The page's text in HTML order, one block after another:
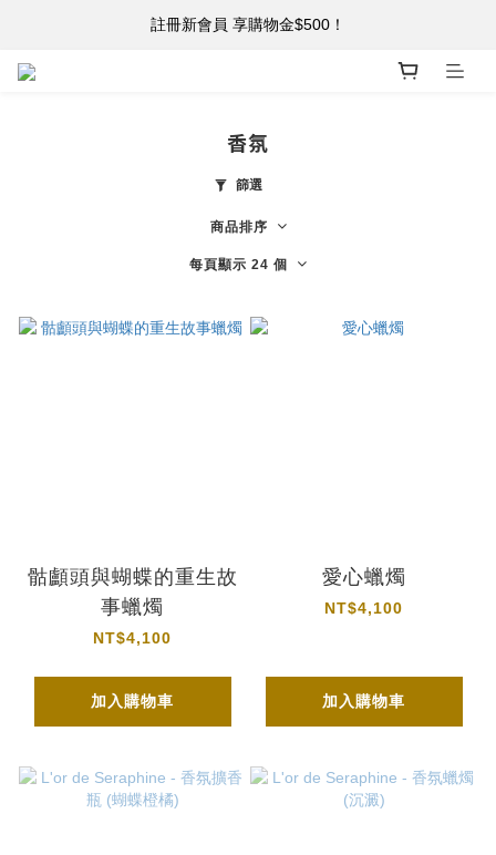
註冊新會員 享購物金$500！
註冊新會員 享購物金$500！
香氛
篩選
商品排序
每頁顯示 24 個
骷顱頭與蝴蝶的重生故
事蠟燭
NT$4,100
加入購物車
愛心蠟燭
NT$4,100
加入購物車